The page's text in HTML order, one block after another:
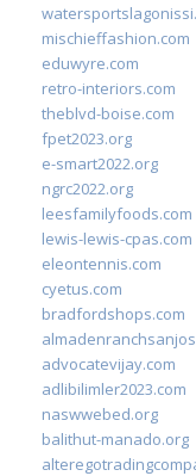
mischieffashion.com
eduwyre.com
retro-interiors.com
theblvd-boise.com
fpet2023.org
e-smart2022.org
ngrc2022.org
leesfamilyfoods.com
lewis-lewis-cpas.com
eleontennis.com
cyetus.com
bradfordshops.com
advocatevijay.com
adlibilimler2023.com
naswwebed.org
balithut-manado.org